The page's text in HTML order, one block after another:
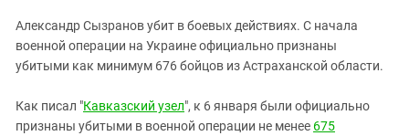
КАВКАЗ ЗА ПАЛЕСТИНУ
ИНАКОМЫСЛИЕ В ЧЕЧНЕ
ПРЕСЛЕДОВАНИЕ АКТИВИСТОВ
Ингушетия
Кабардино-Балкария
Калмыкия
Карачаево-Черкесия
Александр Сызранов убит в боевых действиях. С начала
военной операции на Украине официально признаны
убитыми как минимум 676 бойцов из Астраханской области.
Как писал "Кавказский узел", к 6 января были официально
признаны убитыми в военной операции не менее 675